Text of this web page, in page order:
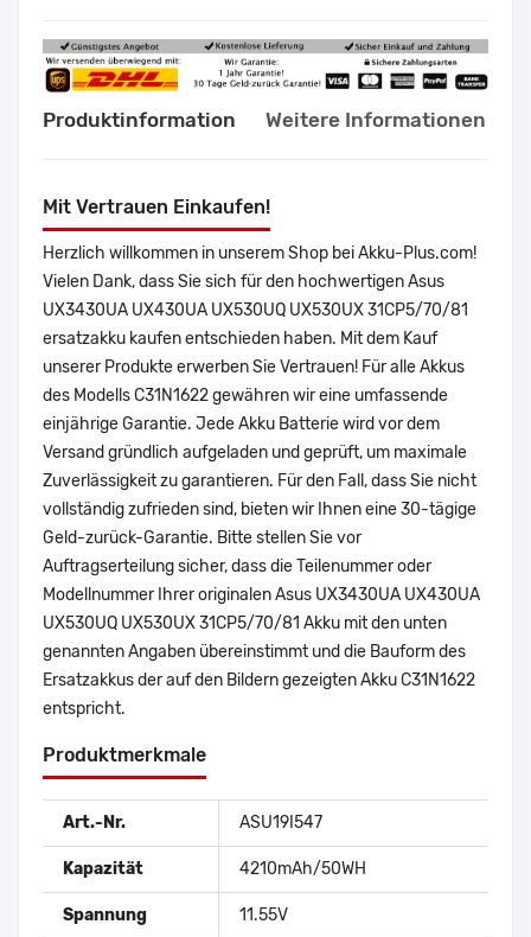
Produktinformation Weitere Informationen
Mit Vertrauen Einkaufen!
Herzlich willkommen in unserem Shop bei Akku-Plus.com!
Vielen Dank, dass Sie sich für den hochwertigen Asus
UX3430UA UX430UA UX530UQ UX530UX 31CP5/70/81
ersatzakku kaufen entschieden haben. Mit dem Kauf
unserer Produkte erwerben Sie Vertrauen! Für alle Akkus
des Modells C31N1622 gewähren wir eine umfassende
einjährige Garantie. Jede Akku Batterie wird vor dem
Versand gründlich aufgeladen und geprüft, um maximale
Zuverlässigkeit zu garantieren. Für den Fall, dass Sie nicht
vollständig zufrieden sind, bieten wir Ihnen eine 30-tägige
Geld-zurück-Garantie. Bitte stellen Sie vor
Auftragserteilung sicher, dass die Teilenummer oder
Modellnummer Ihrer originalen Asus UX3430UA UX430UA
UX530UQ UX530UX 31CP5/70/81 Akku mit den unten
genannten Angaben übereinstimmt und die Bauform des
Ersatzakkus der auf den Bildern gezeigten Akku C31N1622
entspricht.
Produktmerkmale
Art.-Nr. ASU19I547
Kapazität 4210mAh/50WH
Spannung 11.55V